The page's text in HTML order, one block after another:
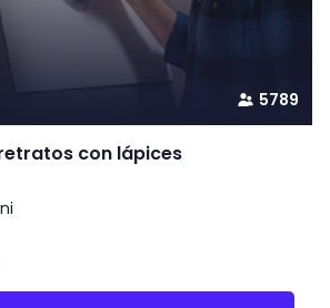
5789
con lápices